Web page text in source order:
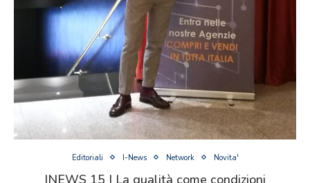
Editoriali I-News Network Novita'
INEWS 15 | La qualità come condizioni